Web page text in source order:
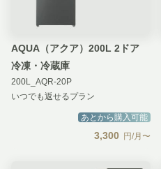
AQUA（アクア）200L 2ドア
冷凍・冷蔵庫
200L_AQR-20P
いつでも返せるプラン
あとから購入可能
3,300 円/月〜